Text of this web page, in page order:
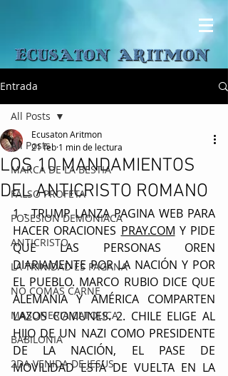
Entrada
All Posts
MARCA DE LA BESTIA
FALSO PROFETA
POSESION DEMONIACA
ANTICRISTO
LA TRINIDAD ES PAGANA
NO COMAS CARNE
MASONERIA CATOLICA
BABILONIA
2DA VENIDA DE JESUS
All Posts
LOS 10 MANDAMIENTOS
DEL ANTICRISTO ROMANO
Ecusaton Aritmon
21 feb 1 min de lectura
1 - TRUMP LANZA PAGINA WEB PARA
HACER ORACIONES PRAY.COM Y PIDE
QUE LAS PERSONAS OREN
DIARIAMENTE POR LA NACIÓN Y POR
EL PUEBLO. MARCO RUBIO DICE QUE
ALEMANIA Y AMÉRICA COMPARTEN
LAZOS COMUNES. 2. CHILE ELIGE AL
HIJO DE UN NAZI COMO PRESIDENTE
DE LA NACIÓN, EL PASE DE
MOVILIDAD ESTÁ DE VUELTA EN LA